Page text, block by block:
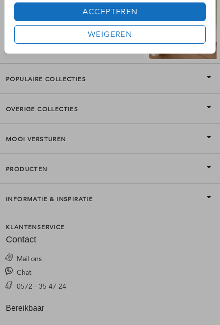
ACCEPTEREN
WEIGEREN
POPULAIRE COLLECTIES
OVERIGE COLLECTIES
MOOI VERSTUREN
PRODUCTEN
INFORMATIE & INSPIRATIE
KLANTENSERVICE
Contact
Mail ons
Chat
0572 - 35 47 24
Bereikbaar